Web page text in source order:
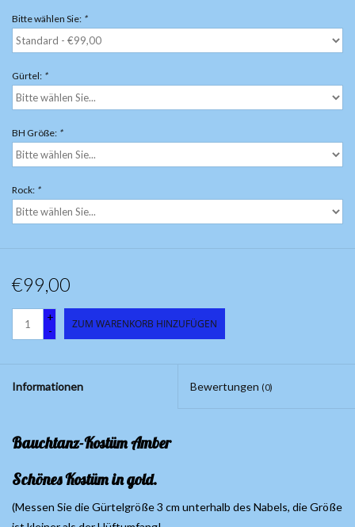
Bitte wählen Sie: *
Gürtel: *
BH Größe: *
Rock: *
€99,00
+
-
ZUM WARENKORB HINZUFÜGEN
Informationen Bewertungen (0)
Bauchtanz-Kostüm Amber
Schönes Kostüm in gold.
(Messen Sie die Gürtelgröße 3 cm unterhalb des Nabels, die Größe